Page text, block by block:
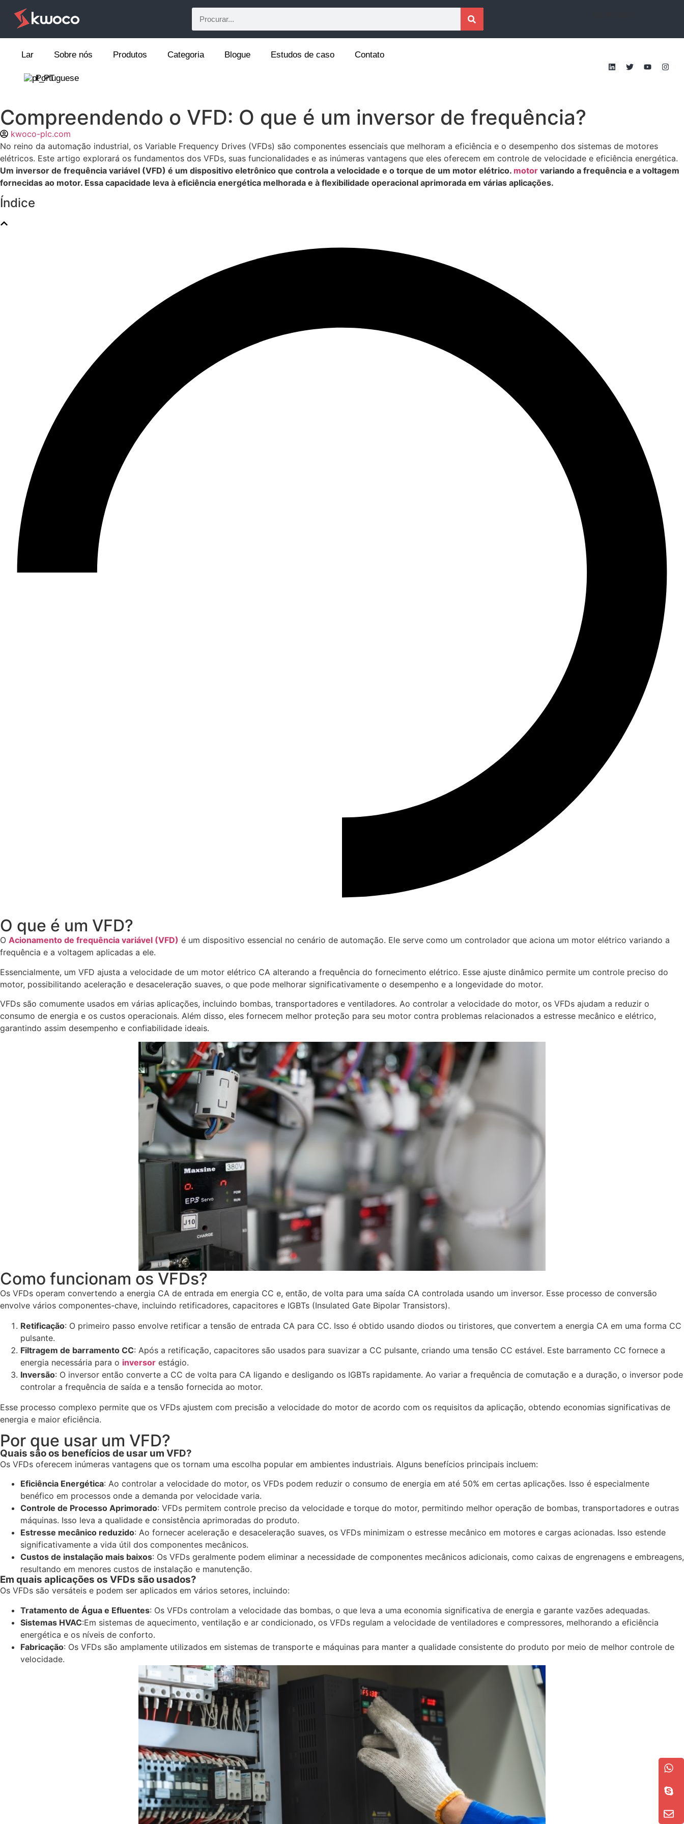
Lar Sobre nós Produtos Categoria Blogue Estudos de caso Contato
Portuguese
Compreendendo o VFD: O que é um inversor de frequência?
kwoco-plc.com
No reino da automação industrial, os Variable Frequency Drives (VFDs) são componentes essenciais que melhoram a eficiência e o desempenho dos sistemas de motores
elétricos. Este artigo explorará os fundamentos dos VFDs, suas funcionalidades e as inúmeras vantagens que eles oferecem em controle de velocidade e eficiência energética.
Um inversor de frequência variável (VFD) é um dispositivo eletrônico que controla a velocidade e o torque de um motor elétrico. motor variando a frequência e a voltagem
fornecidas ao motor. Essa capacidade leva à eficiência energética melhorada e à flexibilidade operacional aprimorada em várias aplicações.
Índice
O que é um VFD?
O Acionamento de frequência variável (VFD) é um dispositivo essencial no cenário de automação. Ele serve como um controlador que aciona um motor elétrico variando a
frequência e a voltagem aplicadas a ele.
Essencialmente, um VFD ajusta a velocidade de um motor elétrico CA alterando a frequência do fornecimento elétrico. Esse ajuste dinâmico permite um controle preciso do
motor, possibilitando aceleração e desaceleração suaves, o que pode melhorar significativamente o desempenho e a longevidade do motor.
VFDs são comumente usados em várias aplicações, incluindo bombas, transportadores e ventiladores. Ao controlar a velocidade do motor, os VFDs ajudam a reduzir o
consumo de energia e os custos operacionais. Além disso, eles fornecem melhor proteção para seu motor contra problemas relacionados a estresse mecânico e elétrico,
garantindo assim desempenho e confiabilidade ideais.
Como funcionam os VFDs?
Os VFDs operam convertendo a energia CA de entrada em energia CC e, então, de volta para uma saída CA controlada usando um inversor. Esse processo de conversão
envolve vários componentes-chave, incluindo retificadores, capacitores e IGBTs (Insulated Gate Bipolar Transistors).
Retificação: O primeiro passo envolve retificar a tensão de entrada CA para CC. Isso é obtido usando diodos ou tiristores, que convertem a energia CA em uma forma CC
pulsante.
Filtragem de barramento CC: Após a retificação, capacitores são usados para suavizar a CC pulsante, criando uma tensão CC estável. Este barramento CC fornece a
energia necessária para o inversor estágio.
Inversão: O inversor então converte a CC de volta para CA ligando e desligando os IGBTs rapidamente. Ao variar a frequência de comutação e a duração, o inversor pode
controlar a frequência de saída e a tensão fornecida ao motor.
Esse processo complexo permite que os VFDs ajustem com precisão a velocidade do motor de acordo com os requisitos da aplicação, obtendo economias significativas de
energia e maior eficiência.
Por que usar um VFD?
Quais são os benefícios de usar um VFD?
Os VFDs oferecem inúmeras vantagens que os tornam uma escolha popular em ambientes industriais. Alguns benefícios principais incluem:
Eficiência Energética: Ao controlar a velocidade do motor, os VFDs podem reduzir o consumo de energia em até 50% em certas aplicações. Isso é especialmente
benéfico em processos onde a demanda por velocidade varia.
Controle de Processo Aprimorado: VFDs permitem controle preciso da velocidade e torque do motor, permitindo melhor operação de bombas, transportadores e outras
máquinas. Isso leva a qualidade e consistência aprimoradas do produto.
Estresse mecânico reduzido: Ao fornecer aceleração e desaceleração suaves, os VFDs minimizam o estresse mecânico em motores e cargas acionadas. Isso estende
significativamente a vida útil dos componentes mecânicos.
Custos de instalação mais baixos: Os VFDs geralmente podem eliminar a necessidade de componentes mecânicos adicionais, como caixas de engrenagens e embreagens,
resultando em menores custos de instalação e manutenção.
Em quais aplicações os VFDs são usados?
Os VFDs são versáteis e podem ser aplicados em vários setores, incluindo:
Tratamento de Água e Efluentes: Os VFDs controlam a velocidade das bombas, o que leva a uma economia significativa de energia e garante vazões adequadas.
Sistemas HVAC:Em sistemas de aquecimento, ventilação e ar condicionado, os VFDs regulam a velocidade de ventiladores e compressores, melhorando a eficiência
energética e os níveis de conforto.
Fabricação: Os VFDs são amplamente utilizados em sistemas de transporte e máquinas para manter a qualidade consistente do produto por meio de melhor controle de
velocidade.